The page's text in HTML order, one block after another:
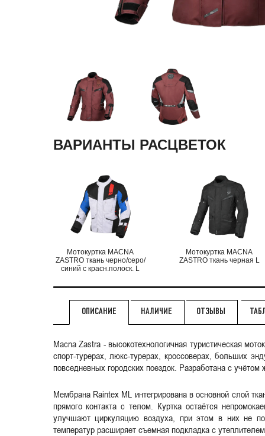
ВАРИАНТЫ РАСЦВЕТОК
Мотокуртка MACNA
ZASTRO ткань черно/серо/
синий с красн.полоск. L
Мотокуртка MACNA
ZASTRO ткань черная L
ОПИСАНИЕ НАЛИЧИЕ ОТЗЫВЫ
Macna Zastra - высокотехнологичная туристическая
спорт-турерах, люкс-турерах, кроссоверах, больших
повседневных городских поездок. Разработана с
Мембрана Raintex ML интегрирована в основной слой
прямого контакта с телом. Куртка остаётся
улучшают циркуляцию воздуха, при этом в них не
температур расширяет съемная подкладка с